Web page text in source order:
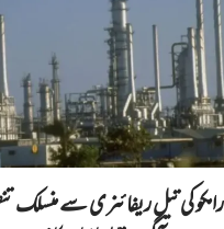
کی تیل ریفائنری سے منسلک